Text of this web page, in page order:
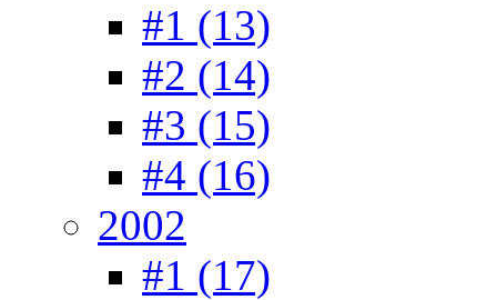
#1 (13)
#2 (14)
#3 (15)
#4 (16)
2002
#1 (17)